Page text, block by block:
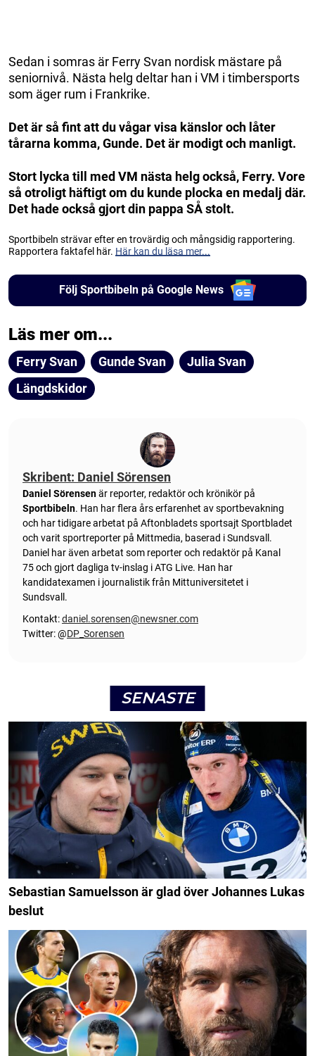
Sedan i somras är Ferry Svan nordisk mästare på
seniornivå. Nästa helg deltar han i VM i timbersports
som äger rum i Frankrike.
Det är så fint att du vågar visa känslor och låter
tårarna komma, Gunde. Det är modigt och manligt.
Stort lycka till med VM nästa helg också, Ferry. Vore
så otroligt häftigt om du kunde plocka en medalj där.
Det hade också gjort din pappa SÅ stolt.
Sportbibeln strävar efter en trovärdig och mångsidig rapportering.
Rapportera faktafel här. Här kan du läsa mer...
Följ Sportbibeln på Google News
Läs mer om...
Ferry Svan Gunde Svan
Julia Svan
Längdskidor
Skribent: Daniel Sörensen
Daniel Sörensenär reporter, redaktör och krönikör på
Sportbibeln. Han har flera års erfarenhet av sportbevakning
och har tidigare arbetat på Aftonbladets sportsajt Sportbladet
och varit sportreporter på Mittmedia, baserad i Sundsvall.
Daniel har även arbetat som reporter och redaktör på Kanal
75 och gjort dagliga tv-inslag i ATG Live. Han har
kandidatexamen i journalistik från Mittuniversitetet i
Sundsvall.
Kontakt:daniel.sorensen@newsner.com
Twitter: @DP_Sorensen
SENASTE
Sebastian Samuelsson är glad över Johannes Lukas
beslut